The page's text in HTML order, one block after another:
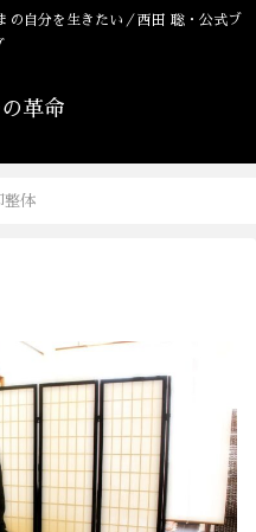
の自分を生きたい／西田 聡・公式ブ
革命
整体